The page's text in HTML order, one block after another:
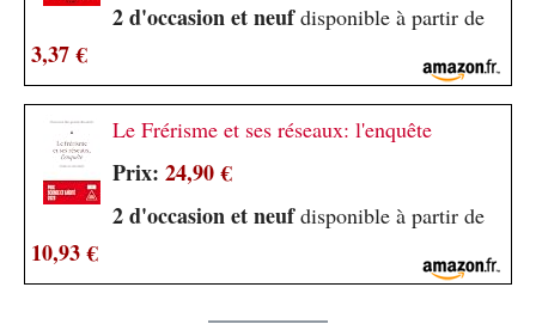
2 d'occasion et neufdisponible à partir de
3,37 €
Le Frérisme et ses réseaux: l'enquête
Prix: 24,90 €
2 d'occasion et neufdisponible à partir de
10,93 €